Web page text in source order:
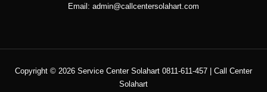
Email: admin@callcentersolahart.com
Copyright © 2026 Service Center Solahart 0811-611-457 | Call Center
Solahart